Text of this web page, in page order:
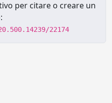
per citare o creare un
22174